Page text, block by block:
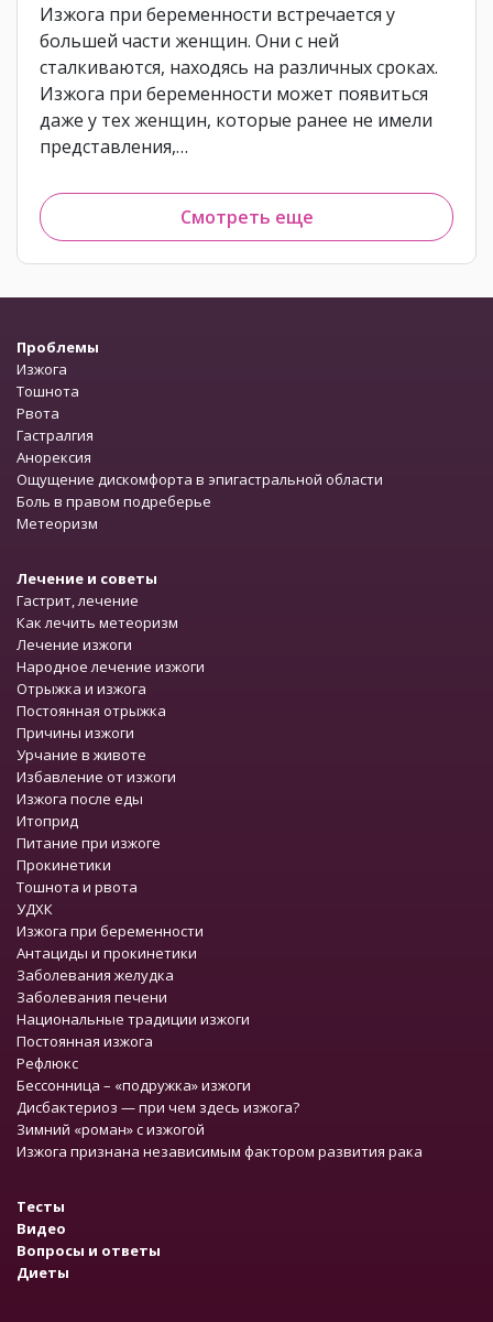
Изжога при беременности встречается у
большей части женщин. Они с ней
сталкиваются, находясь на различных сроках.
Изжога при беременности может появиться
даже у тех женщин, которые ранее не имели
представления,…
Смотреть еще
Проблемы
Изжога
Тошнота
Рвота
Гастралгия
Анорексия
Ощущение дискомфорта в эпигастральной области
Боль в правом подреберье
Метеоризм
Лечение и советы
Гастрит, лечение
Как лечить метеоризм
Лечение изжоги
Народное лечение изжоги
Отрыжка и изжога
Постоянная отрыжка
Причины изжоги
Урчание в животе
Избавление от изжоги
Изжога после еды
Итоприд
Питание при изжоге
Прокинетики
Тошнота и рвота
УДХК
Изжога при беременности
Антациды и прокинетики
Заболевания желудка
Заболевания печени
Национальные традиции изжоги
Постоянная изжога
Рефлюкс
Бессонница – «подружка» изжоги
Дисбактериоз — при чем здесь изжога?
Зимний «роман» с изжогой
Изжога признана независимым фактором развития рака
Тесты
Видео
Вопросы и ответы
Диеты